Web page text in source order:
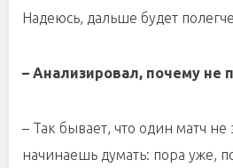
Надеюсь, дальше будет
– Анализировал, почему не
– Так бывает, что один матч не
начинаешь думать: пора уже,